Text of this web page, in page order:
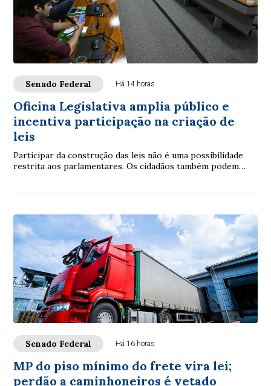
Senado Federal Há 14 horas
Oficina Legislativa amplia público e
incentiva participação na criação de
leis
Participar da construção das leis não é uma possibilidade
restrita aos parlamentares. Os cidadãos também podem
Senado Federal Há 16 horas
MP do piso mínimo do frete vira lei;
perdão a caminhoneiros é vetado